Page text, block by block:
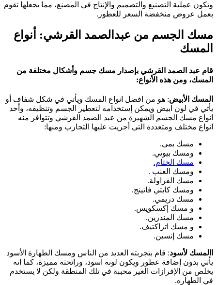
وتكون عملية التصنيع والتصميم والإنتاج في المصنع، مما يجعلها تقوم
بعمل عروض منخفضة السعر للعطور.
مسك الجسم من عبدالصمد القرشي: أنواع
المسك
قام عبد الصمد القرشي بإصدار مسك جسم وأشكال مختلفة من
المسك، ومن هذه الأنواع:
المسك الأبيض: هو من افضل انواع المسك ويأتي في شكل شفاف أو
يأتي في لون ابيض ويمكن إستخدامه لتعطير الجسم وتنظيفه، وأحد
انواع مسك الجسم الشهيرة من عبد الصمد القرشي وتتوافر منه
انواع مختلف ومتعددة التي أجريت عليها التجارب ومنها:
مسك يمي.
ومسك بيوتي.
مسك الختام.
ومسك العنب .
مسك الفراولة.
ومسك كابتي فاتينج.
مسك دريمي.
و مسك إكسكويس.
مسك المندرين.
و مسك اتراكتيف.
مسك إنسين.
االمسك لأسود: قام بتجربته العديد من الناس ومسك الطهارة الأسود
يأتي بدون إضافة عطور ويكون لونه اسود، ورائحته مميزة، كما انه
يخلص من الإفرازات الغير محببة في تلك المنطقة ولكن لا يستخدم
في الطهاره.